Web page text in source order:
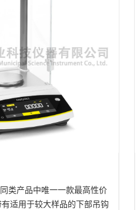
类产品中唯一一款最高性价
适用于较大样品的下部吊钩